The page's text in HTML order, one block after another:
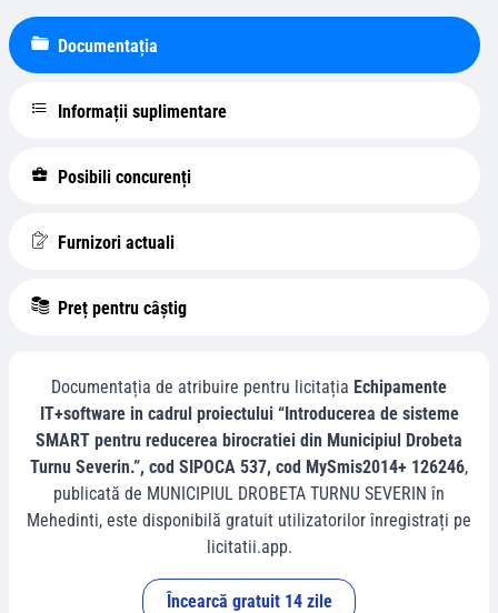
Documentația
Informații suplimentare
Posibili concurenți
Furnizori actuali
Preț pentru câștig
Documentația de atribuire pentru licitația Echipamente
IT+software in cadrul proiectului “Introducerea de sisteme
SMART pentru reducerea birocratiei din Municipiul Drobeta
Turnu Severin.”, cod SIPOCA 537, cod MySmis2014+ 126246,
publicată de MUNICIPIUL DROBETA TURNU SEVERIN în
Mehedinti, este disponibilă gratuit utilizatorilor înregistrați pe
licitatii.app.
Încearcă gratuit 14 zile